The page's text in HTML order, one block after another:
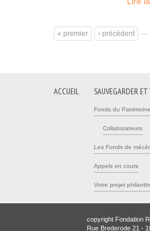
« premier ‹ précédent
ACCUEIL SAUVEGARDER
Fonds du Patrimoine
Collaborateurs
Les Fonds de
Appels en cours
Votre projet
copyright Fondation
Rue Brederode 21 -